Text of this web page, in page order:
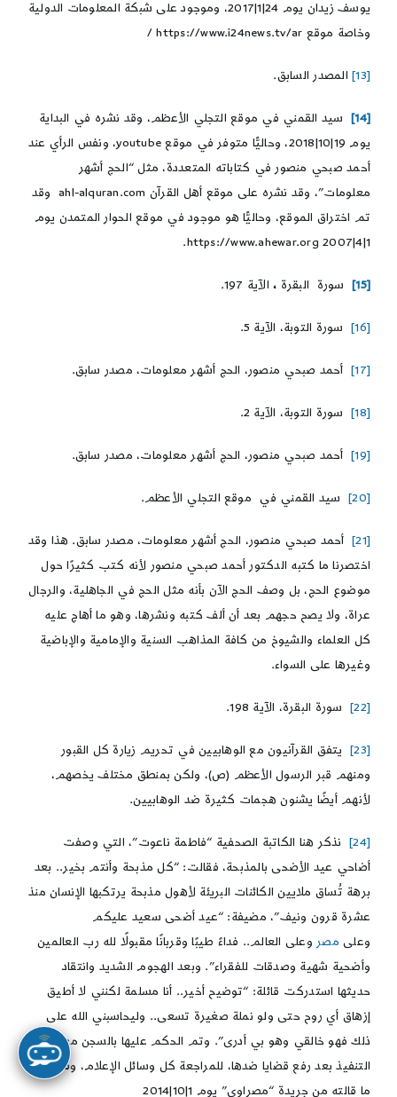
يوسف زيدان يوم 24|1|2017، وموجود على شبكة المعلومات الدولية
وخاصة موقع https://www.i24news.tv/ar /
[13] المصدر السابق.
[14]
سيد القمني في موقع التجلي الأعظم، وقد نشره في البداية
يوم 19|10|2018، وحاليًّا متوفر في موقع youtube، ونفس الرأي عند
أحمد صبحي منصور في كتاباته المتعددة، مثل “الحج أشهر
معلومات”، وقد نشره على موقع أهل القرآن ahl-alquran.com وقد
تم اختراق الموقع، وحاليًّا هو موجود في موقع الحوار المتمدن يوم
1|4|2007 https://www.ahewar.org.
[15] سورة البقرة ، الآية 197.
[16] سورة التوبة، الآية 5.
[17] أحمد صبحي منصور، الحج أشهر معلومات، مصدر سابق.
[18] سورة التوبة، الآية 2.
[19] أحمد صبحي منصور، الحج أشهر معلومات، مصدر سابق.
[20] سيد القمني في موقع التجلي الأعظم.
[21]
أحمد صبحي منصور، الحج أشهر معلومات، مصدر سابق. هذا وقد
اختصرنا ما كتبه الدكتور أحمد صبحي منصور لأنه كتب كثيرًا حول
موضوع الحج، بل وصف الحج الآن بأنه مثل الحج في الجاهلية، والرجال
عراة، ولا يصح حجهم بعد أن ألف كتبه ونشرها، وهو ما أهاج عليه
كل العلماء والشيوخ من كافة المذاهب السنية والإمامية والإباضية
وغيرها على السواء.
[22] سورة البقرة، الآية 198.
[23]
يتفق القرآنيون مع الوهابيين في تحريم زيارة كل القبور
ومنهم قبر الرسول الأعظم (ص)، ولكن بمنطق مختلف يخصهم،
لأنهم أيضًا يشنون هجمات كثيرة ضد الوهابيين.
[24]
نذكر هنا الكاتبة الصحفية “فاطمة ناعوت”، التي وصفت
أضاحي عيد الأضحى بالمذبحة، فقالت: “كل مذبحة وأنتم بخير.. بعد
برهة تُساق ملايين الكائنات البريئة لأهول مذبحة يرتكبها الإنسان منذ
عشرة قرون ونيف”، مضيفة: “عيد أضحى سعيد عليكم
وعلىمصر وعلى العالم.. فداءً طيبًا وقربانًا مقبولًا لله رب العالمين
وأضحية شهية وصدقات للفقراء”. وبعد الهجوم الشديد وانتقاد
حديثها استدركت قائلة: “توضيح أخير.. أنا مسلمة لكنني لا أطيق
إزهاق أي روح حتى ولو نملة صغيرة تسعى.. وليحاسبني الله على
ذلك فهو خالقي وهو بي أدرى”. وتم الحكم عليها بالسجن مع وقف
التنفيذ بعد رفع قضايا ضدها، للمراجعة كل وسائل الإعلام، وقد أخذنا
ما قالته من جريدة “مصراوي” يوم 1|10|2014